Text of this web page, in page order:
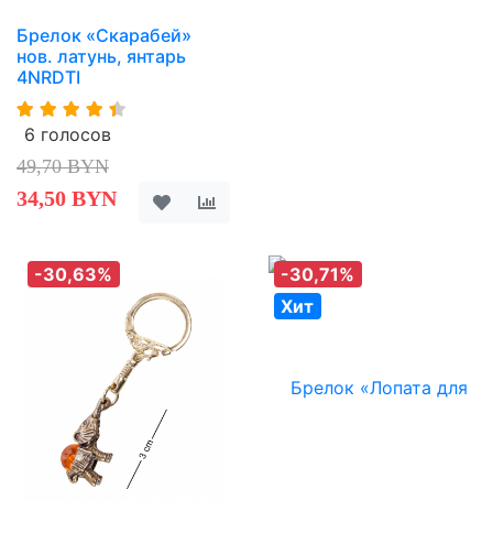
Брелок «Скарабей»
нов. латунь, янтарь
4NRDTI
6 голосов
49,70 BYN
34,50 BYN
-30,63%
-30,71%
Хит